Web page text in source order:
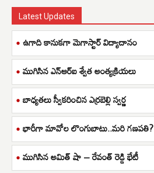
Latest Updates
ఉగాది కానుకగా మెగాస్టార్ విద్యాదానం
ముగిసిన ఎన్ఆర్ఐ శ్వేత అంత్యక్రియలు
బాధ్యతలు స్వీకరించిన ఎర్రబెల్లి స్వర్ణ
భారీగా మావోల లొంగుబాటు..మరి గణపతి?
ముగిసిన అమిత్ షా – రేవంత్ రెడ్డి భేటీ